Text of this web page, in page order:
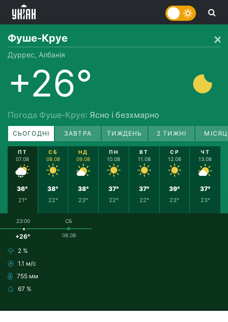
Фуше-Круе
Дуррес, Албанія
+26°
Погода Фуше-Круе: Ясно і безхмарно
СЬОГОДНІ ЗАВТРА ТИЖДЕНЬ 2 ТИЖНІ
ПТ
07.08
36°
21°
СБ
08.08
38°
22°
НД
09.08
38°
23°
ПН
10.08
37°
22°
ВТ
11.08
37°
22°
СР
12.08
39°
23°
ЧТ
13.08
37°
23°
23:00
+26°
2 %
1.1 м/с
755 мм
67 %
СБ
08.08